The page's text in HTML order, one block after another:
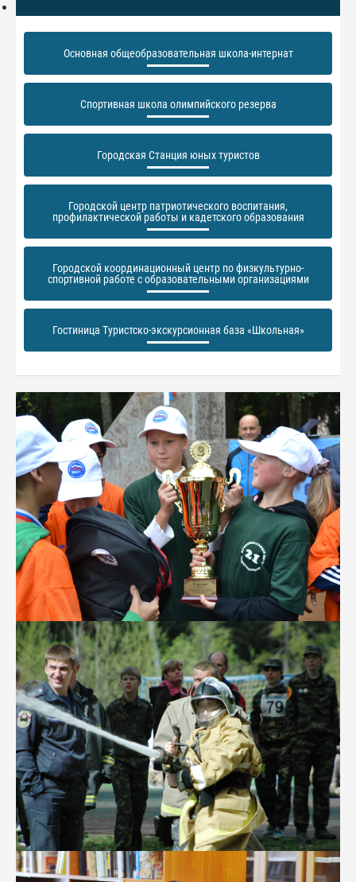
Основная общеобразовательная школа-интернат
Спортивная школа олимпийского резерва
Городская Станция юных туристов
Городской центр патриотического воспитания,
профилактической работы и кадетского образования
Городской координационный центр по физкультурно-
спортивной работе с образовательными организациями
Гостиница Туристско-экскурсионная база «Школьная»